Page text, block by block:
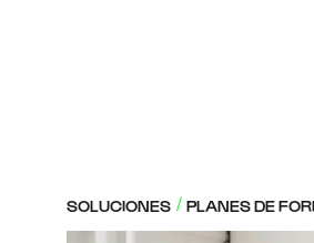
SOLUCIONES / PLANES DE